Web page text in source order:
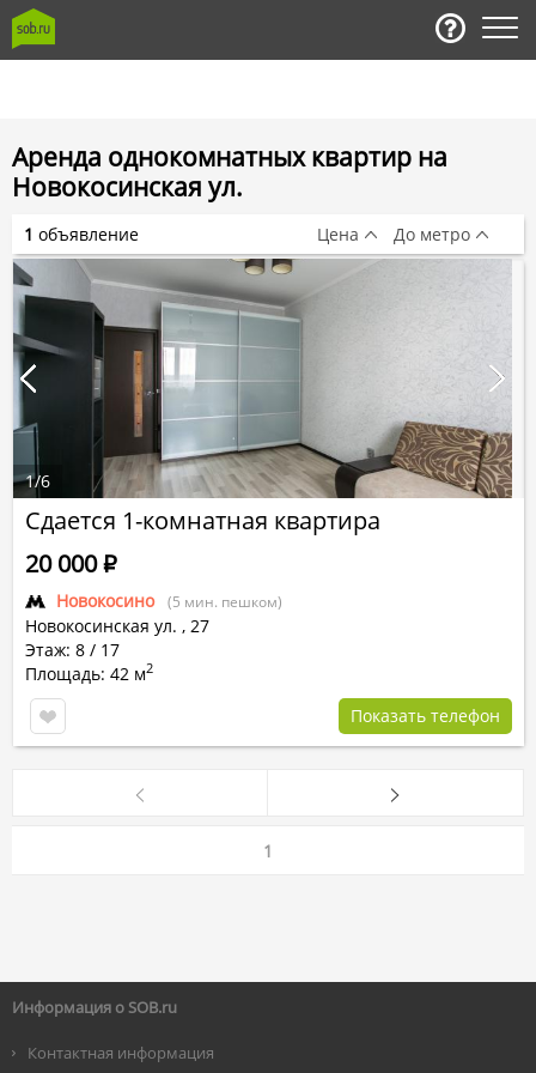
Аренда однокомнатных квартир на
Новокосинская ул.
Сдается 1-комнатная квартира
Новокосино (5 мин. пешком)
Новокосинская ул. , 27
Этаж: 8 / 17
Площадь: 42 м2
20 000Р
Показать телефон
1/6
1 объявление Цена До метро
1
Информация о SOB.ru
Контактная информация